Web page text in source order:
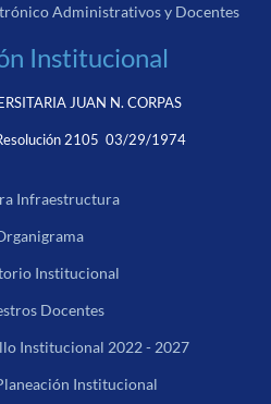
Administrativos y Docentes
Institucional
JUAN N. CORPAS
2105 03/29/1974
Infraestructura
Institucional
Docentes
Institucional 2022 - 2027
Institucional